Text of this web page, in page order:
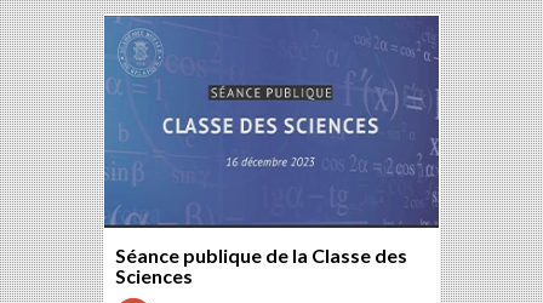
Séance publique de la Classe des
Sciences